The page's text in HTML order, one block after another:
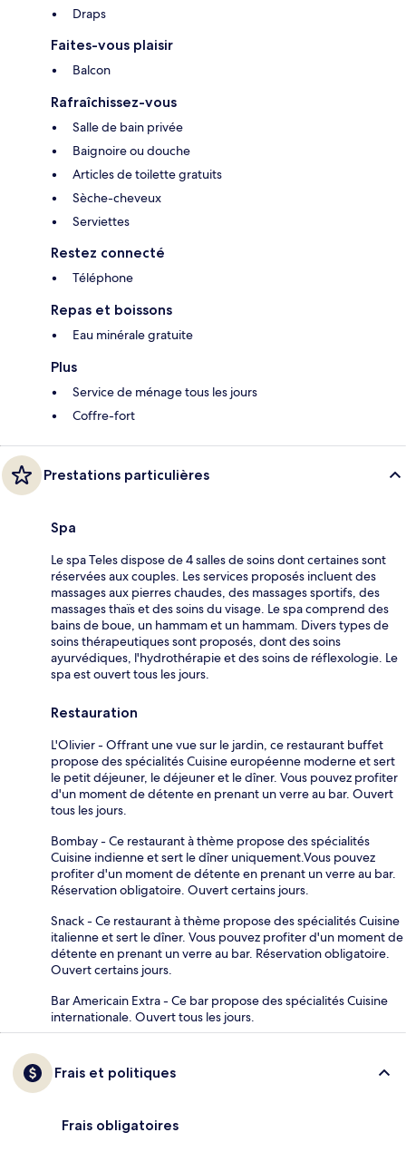
Draps
Faites-vous plaisir
Balcon
Rafraîchissez-vous
Salle de bain privée
Baignoire ou douche
Articles de toilette gratuits
Sèche-cheveux
Serviettes
Restez connecté
Téléphone
Repas et boissons
Eau minérale gratuite
Plus
Service de ménage tous les jours
Coffre-fort
Prestations particulières
Spa
Le spa Teles dispose de 4 salles de soins dont certaines sont
réservées aux couples. Les services proposés incluent des
massages aux pierres chaudes, des massages sportifs, des
massages thaïs et des soins du visage. Le spa comprend des
bains de boue, un hammam et un hammam. Divers types de
soins thérapeutiques sont proposés, dont des soins
ayurvédiques, l'hydrothérapie et des soins de réflexologie. Le
spa est ouvert tous les jours.
Restauration
L'Olivier - Offrant une vue sur le jardin, ce restaurant buffet
propose des spécialités Cuisine européenne moderne et sert
le petit déjeuner, le déjeuner et le dîner. Vous pouvez profiter
d'un moment de détente en prenant un verre au bar. Ouvert
tous les jours.
Bombay - Ce restaurant à thème propose des spécialités
Cuisine indienne et sert le dîner uniquement.Vous pouvez
profiter d'un moment de détente en prenant un verre au bar.
Réservation obligatoire. Ouvert certains jours.
Snack - Ce restaurant à thème propose des spécialités Cuisine
italienne et sert le dîner. Vous pouvez profiter d'un moment de
détente en prenant un verre au bar. Réservation obligatoire.
Ouvert certains jours.
Bar Americain Extra - Ce bar propose des spécialités Cuisine
internationale. Ouvert tous les jours.
Frais et politiques
Frais obligatoires